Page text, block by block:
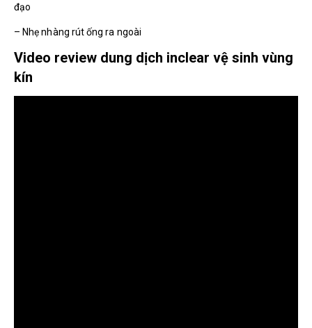
đạo
– Nhẹ nhàng rút ống ra ngoài
Video review dung dịch inclear vệ sinh vùng
kín